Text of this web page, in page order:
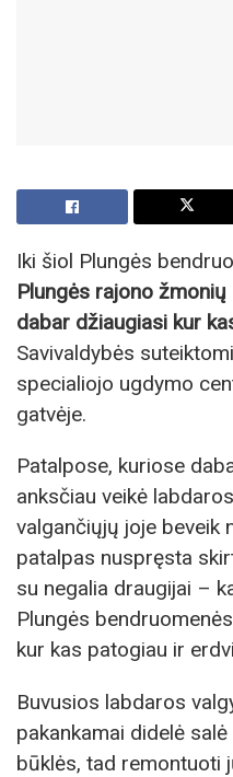
Iki šiol Plungės
Plungės rajono
dabar džiaugiasi kur
Savivaldybės
specialiojo ugdymo
gatvėje.
Patalpose, kuriose
anksčiau veikė
valgančiųjų joje beveik
patalpas nuspręsta
su negalia draugijai –
Plungės
kur kas patogiau ir
Buvusios labdaros
pakankamai didelė
būklės, tad remontuoti